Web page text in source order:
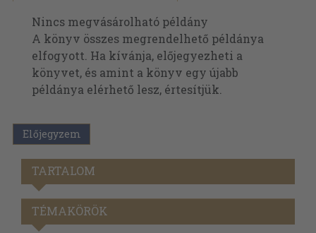
Nincs megvásárolható példány
A könyv összes megrendelhető példánya
elfogyott. Ha kívánja, előjegyezheti a
könyvet, és amint a könyv egy újabb
példánya elérhető lesz, értesítjük.
Előjegyzem
TARTALOM
TÉMAKÖRÖK